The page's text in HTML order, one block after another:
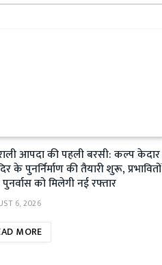
आपदा की पहली बरसी: कल्प केदार
के पुनर्निर्माण की तैयारी शुरू, प्रभावितों
को मिलेगी नई रफ्तार
6, 2026
MORE